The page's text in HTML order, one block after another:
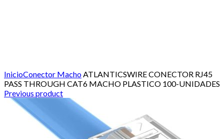
InicioConector Macho ATLANTICSWIRE CONECTOR RJ45
PASS THROUGH CAT6 MACHO PLASTICO 100-UNIDADES
Previous product